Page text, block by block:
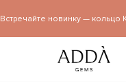
Встречайте новинку — кольцо